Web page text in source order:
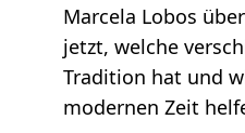
Marcela Lobos
jetzt, welche
Tradition hat und
modernen Zeit